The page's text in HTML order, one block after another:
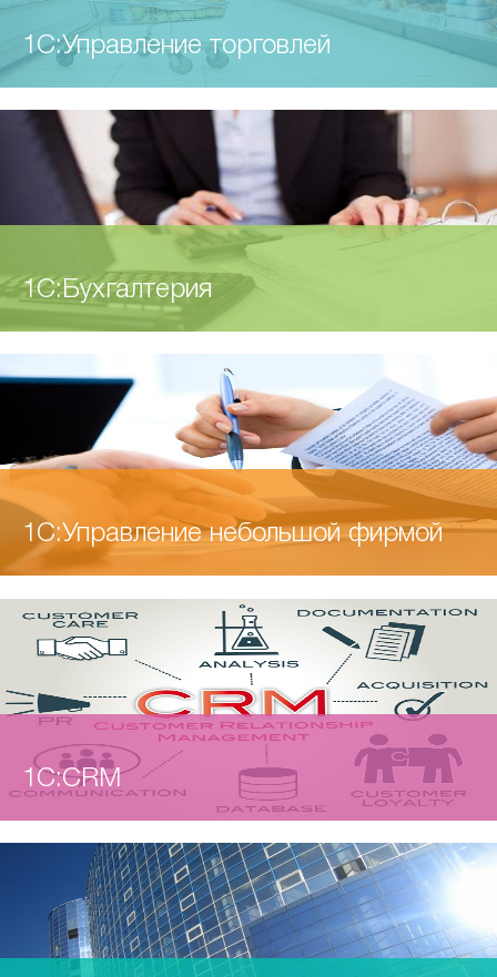
1С:Управление торговлей
1C:Бухгалтерия
1С:Управление небольшой фирмой
«1С:Управление торговлей 8»
– это программа для
автоматизации задач оперативного и управленческого
учета, анализа и планирования торговых операций.
«1С:Управление торговлей 8» позволяет
автоматизировать трудоемкие рутинные операции,
высвободить работников для выполнения аналитических
и управленческих функций и тем самым повысить
эффективность работы торговых и складских служб.
Программный продукт «1С:Бухгалтерия 8»
является однопользовательской версией
«1С:Бухгалтерия 8» и предназначен для автоматизации
бухгалтерского и налогового учета коммерческих
предприятий. Предназначена для автоматизации
бухгалтерского и налогового учета, включая подготовку
обязательной (регламентированной) отчетности в
организациях, которые осуществляют любые виды
коммерческой деятельности: оптовой и розничной
торговли, комиссионной торговли (включая субкомисию),
оказание услуг, производство и т.д.
«1С:Управление небольшой фирмой 8» (УНФ)– это
готовое решение для автоматизации оперативного
управления на предприятиях малого бизнеса. В
программе реализовано все самое необходимое для
ведения оперативного учета, контроля, анализа и
планирования на предприятии. Решение не перегружено
излишним функционалом, его можно легко настроить на
особенности организации управления и учета в компании
– это обеспечивает возможность "быстрого старта" и
удобство ежедневной работы.
1C:CRM